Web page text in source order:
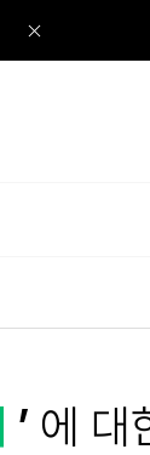
’ 에 대